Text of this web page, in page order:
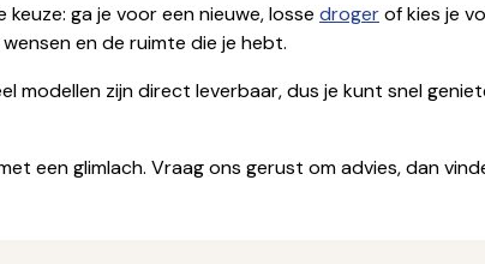
ga je voor een nieuwe, losse drogerof kies je
en de ruimte die je hebt.
zijn direct leverbaar, dus je kunt snel
een glimlach. Vraag ons gerust om advies, dan